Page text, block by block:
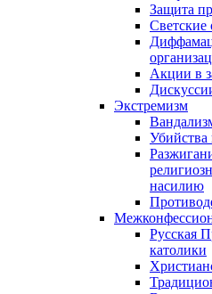
Защита
Светские
Акции в
Экстремизм
Убийства
насилию
Русская
католики